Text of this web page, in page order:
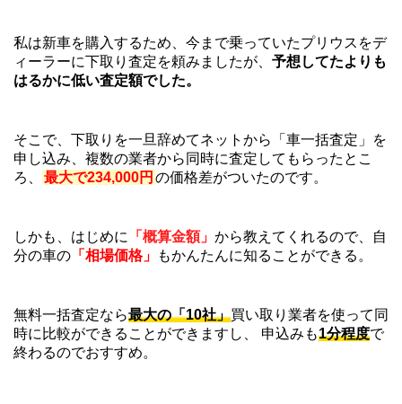
私は新車を購入するため、今まで乗っていたプリウスをデ
ィーラーに下取り査定を頼みましたが、 予想してたよりも
はるかに低い査定額でした。
そこで、下取りを一旦辞めてネットから「車一括査定」を
申し込み、複数の業者から同時に査定してもらったとこ
ろ、
最大で234,000円 の価格差がついたのです。
しかも、はじめに 「概算金額」 から教えてくれるので、自
分の車の 「相場価格」 もかんたんに知ることができる。
無料一括査定なら最大の「10社」買い取り業者を使って同
時に比較ができることができますし、 申込みも1分程度で
終わるのでおすすめ。